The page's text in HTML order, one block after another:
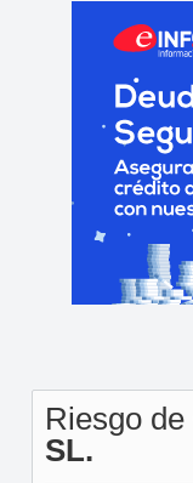
Riesgo de
SL.